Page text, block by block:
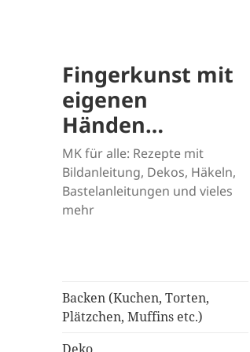
Fingerkunst mit
eigenen
Händen…
MK für alle: Rezepte mit
Bildanleitung, Dekos, Häkeln,
Bastelanleitungen und vieles
mehr
Backen (Kuchen, Torten,
Plätzchen, Muffins etc.)